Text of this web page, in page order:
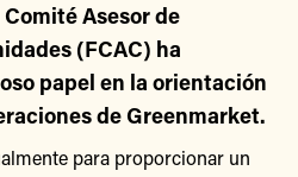
Asesor de
(FCAC) ha
papel en la orientación
de Greenmarket.
para proporcionar un